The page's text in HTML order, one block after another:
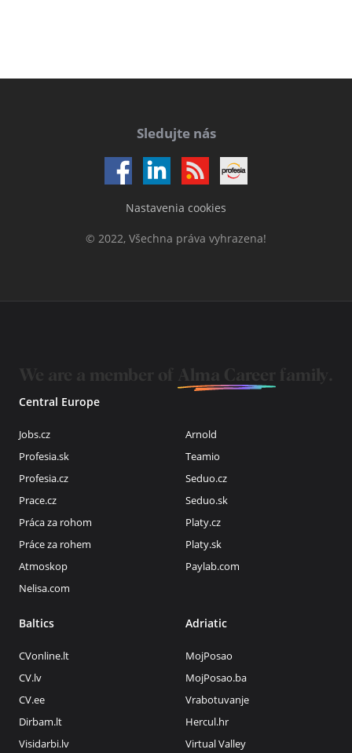
Sledujte nás
Nastavenia cookies
© 2022, Všechna práva vyhrazena!
Central Europe
Jobs.cz
Profesia.sk
Profesia.cz
Prace.cz
Práca za rohom
Práce za rohem
Atmoskop
Nelisa.com
Arnold
Teamio
Seduo.cz
Seduo.sk
Platy.cz
Platy.sk
Paylab.com
Baltics
CVonline.lt
CV.lv
CV.ee
Dirbam.lt
Visidarbi.lv
Adriatic
MojPosao
MojPosao.ba
Vrabotuvanje
Hercul.hr
Virtual Valley